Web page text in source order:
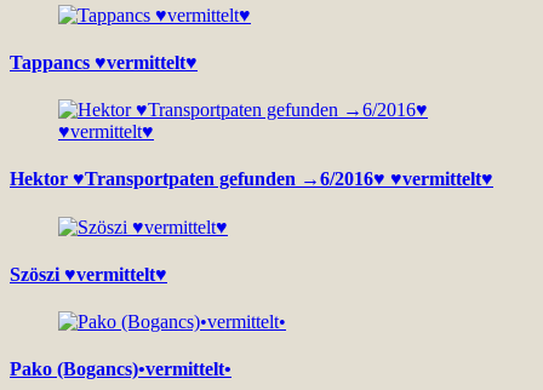
Tappancs ♥vermittelt♥
Hektor ♥Transportpaten gefunden →6/2016♥ ♥vermittelt♥
Szöszi ♥vermittelt♥
Pako (Bogancs)•vermittelt•